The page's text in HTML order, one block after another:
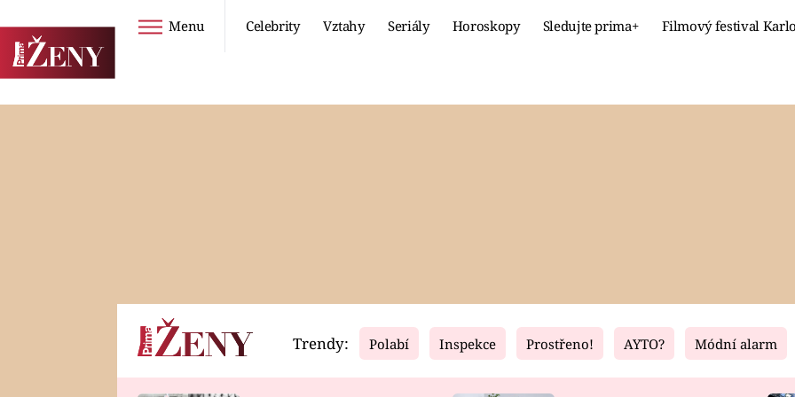
Menu Celebrity Vztahy Seriály Horoskopy Sledujte prima+ Filmový festival
Horoskopy Video Fresh Living
Trendy: Polabí Inspekce Prostřeno! AYTO? Módní alarm